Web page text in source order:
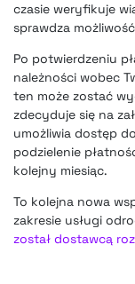
czasie weryfikuje
sprawdza
Po potwierdzeniu
należności wobec
ten może zostać
zdecyduje się na
umożliwia dostęp
podzielenie
kolejny miesiąc.
To kolejna nowa
zakresie usługi
został dostawcą